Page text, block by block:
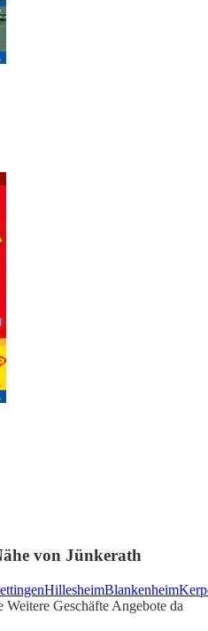
von Jünkerath
HillesheimBlankenheim
Geschäfte Angebote da